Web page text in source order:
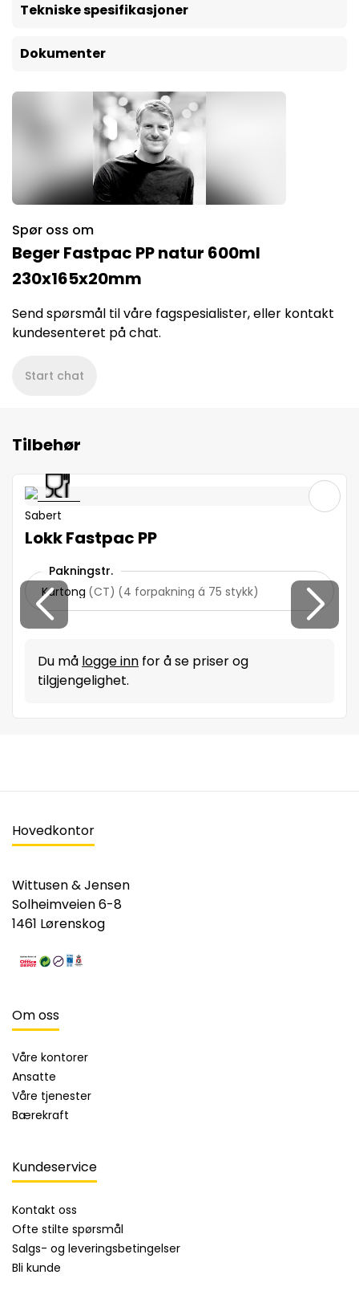
Tekniske spesifikasjoner
Dokumenter
Spør oss om
Beger Fastpac PP natur 600ml
230x165x20mm
Send spørsmål til våre fagspesialister, eller kontakt
kundesenteret på chat.
Start chat
Tilbehør
Sabert
Lokk Fastpac PP
Pakningstr.
Kartong (CT) (4 forpakning á 75 stykk)
Du må logge inn for å se priser og
tilgjengelighet.
Hovedkontor
Wittusen & Jensen
Solheimveien 6-8
1461 Lørenskog
Om oss
Våre kontorer
Ansatte
Våre tjenester
Bærekraft
Kundeservice
Kontakt oss
Ofte stilte spørsmål
Salgs- og leveringsbetingelser
Bli kunde